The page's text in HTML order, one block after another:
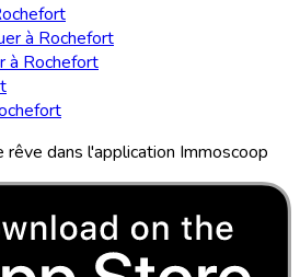
à Rochefort
à Rochefort
rêve dans l'application Immoscoop